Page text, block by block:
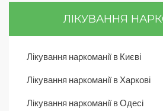
ЛІКУВАННЯ
Лікування наркоманії в Києві
Лікування наркоманії в Харкові
Лікування наркоманії в Одесі